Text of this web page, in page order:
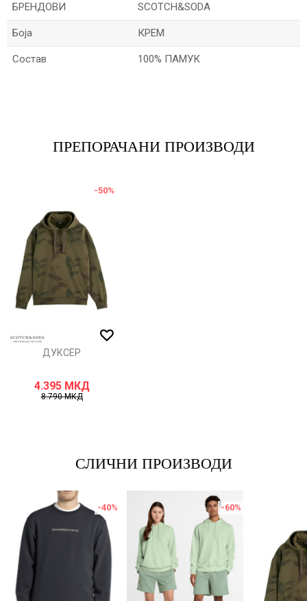
БРЕНДОВИ SCOTCH&SODA
Боја КРЕМ
Состав 100% ПАМУК
ПРЕПОРАЧАНИ ПРОИЗВОДИ
-50%
ДУКСЕР
4.395 МКД
8.790МКД
СЛИЧНИ ПРОИЗВОДИ
-40% -60%